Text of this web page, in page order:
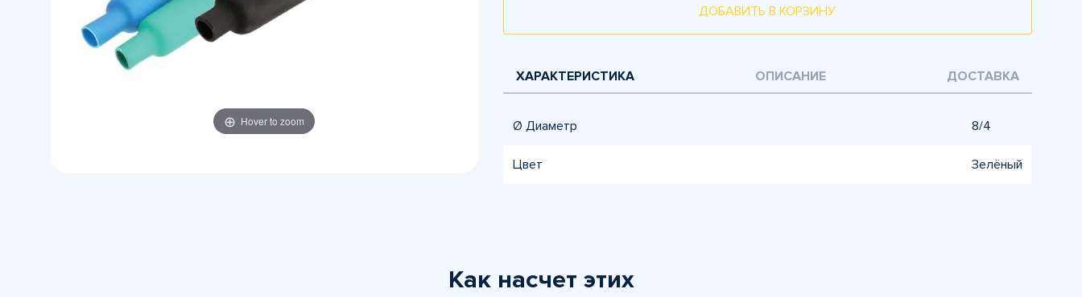
Hover to zoom
ДОБАВИТЬ В КОРЗИНУ
ХАРАКТЕРИСТИКА ОПИСАНИЕ ДОСТАВКА
Ø Диаметр 8/4
Цвет Зелёный
Как насчет этих